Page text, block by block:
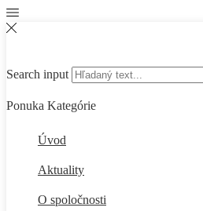
Search input
Ponuka Kategórie
Úvod
Aktuality
O spoločnosti